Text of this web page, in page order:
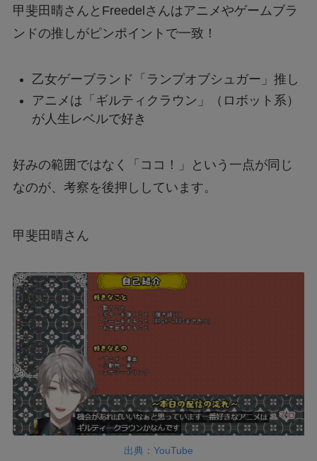
甲斐田晴さんとFreedelさんはアニメやゲームブラ
ンドの推しがピンポイントで一致！
乙女ゲーブランド「ランプオブシュガー」推し
アニメは「ギルティクラウン」（ロボット系）
が人生レベルで好き
好みの範囲ではなく「ココ！」という一点が同じ
なのが、考察を後押ししています。
甲斐田晴さん
出典：YouTube